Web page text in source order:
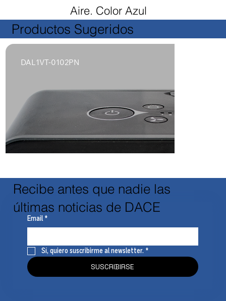
Aire. Color Azul
Productos Sugeridos
DAL1VT-0102PN
Recibe antes que nadie las
últimas noticias de DACE
Email *
Sí, quiero suscribirme al newsletter. *
SUSCRIBIRSE